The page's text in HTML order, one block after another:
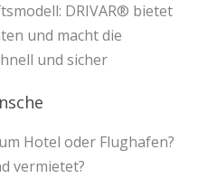
DRIVAR® bietet
und macht die
und sicher
Hotel oder Flughafen?
vermietet?